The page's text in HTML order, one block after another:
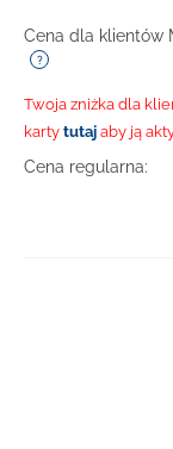
Cena dla klientów
Twoja zniżka dla
karty tutaj aby ją
Cena regularna: